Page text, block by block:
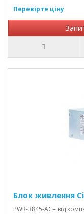
Перевірте ціну
Блок живлення
PWR-3845-AC= від